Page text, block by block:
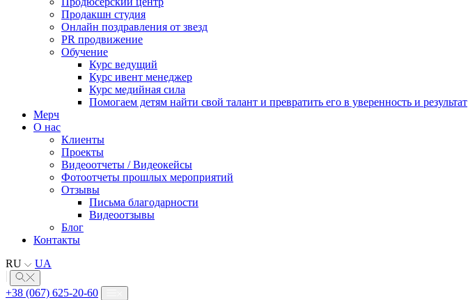
Продакшн студия
Онлайн поздравления от звезд
PR продвижение
Обучение
Курс ведущий
Курс ивент менеджер
Курс медийная сила
Помогаем детям найти свой талант и превратить его в уверенность и результат
Мерч
О нас
Клиенты
Проекты
Видеоотчеты / Видеокейсы
Фотоотчеты прошлых мероприятий
Отзывы
Письма благодарности
Видеоотзывы
Блог
Контакты
RU
UA
+38 (067) 625-20-60